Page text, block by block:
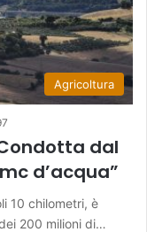
Agricoltura
dal
d’acqua”
10 chilometri, è
200 milioni di…